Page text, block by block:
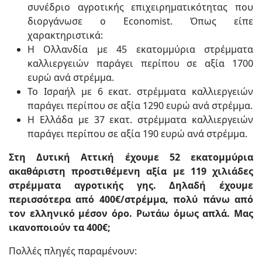
συνέδριο αγροτικής επιχειρηματικότητας που
διοργάνωσε ο Economist. Όπως είπε
χαρακτηριστικά:
Η Ολλανδία με 45 εκατομμύρια στρέμματα
καλλιεργειών παράγει περίπου σε αξία 1700
ευρώ ανά στρέμμα.
Το Ισραήλ με 6 εκατ. στρέμματα καλλιεργειών
παράγει περίπου σε αξία 1290 ευρώ ανά στρέμμα.
Η Ελλάδα με 37 εκατ. στρέμματα καλλιεργειών
παράγει περίπου σε αξία 190 ευρώ ανά στρέμμα.
Στη Δυτική Αττική έχουμε 52 εκατομμύρια
ακαθάριστη προστιθέμενη αξία με 119 χιλιάδες
στρέμματα αγροτικής γης. Δηλαδή έχουμε
περισσότερα από 400€/στρέμμα, πολύ πάνω από
τον ελληνικό μέσον όρο. Ρωτάω όμως απλά. Μας
ικανοποιούν τα 400€;
Πολλές πληγές παραμένουν: